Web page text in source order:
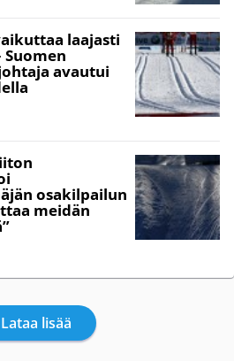
laajasti
avautui
osakilpailun
meidän
Lataa lisää